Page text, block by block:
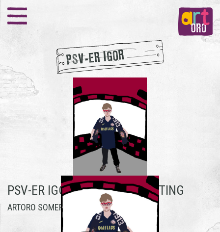
PSV-ER IGOR
PSV-ER IGOR -IGOR DEN HOUTING
ARTORO SOMEREN